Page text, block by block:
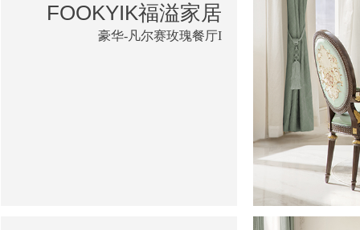
FOOKYIK福溢家居
豪华-凡尔赛玫瑰餐厅I